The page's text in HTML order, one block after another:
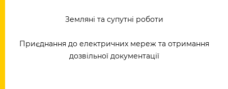
Земляні та супутні роботи
Приєднання до електричних мереж та отримання
дозвільної документації